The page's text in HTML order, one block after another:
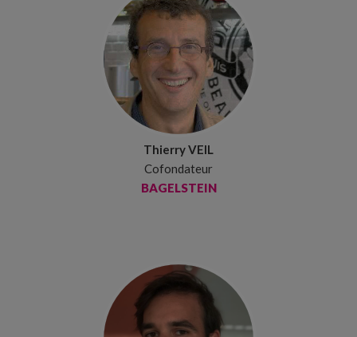
Thierry VEIL
Cofondateur
BAGELSTEIN